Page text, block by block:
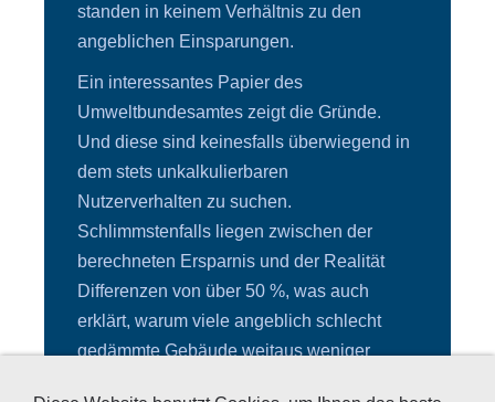
standen in keinem Verhältnis zu den
angeblichen Einsparungen.
Ein interessantes Papier des
Umweltbundesamtes zeigt die Gründe.
Und diese sind keinesfalls überwiegend in
dem stets unkalkulierbaren
Nutzerverhalten zu suchen.
Schlimmstenfalls liegen zwischen der
berechneten Ersparnis und der Realität
Differenzen von über 50 %, was auch
erklärt, warum viele angeblich schlecht
gedämmte Gebäude weitaus weniger